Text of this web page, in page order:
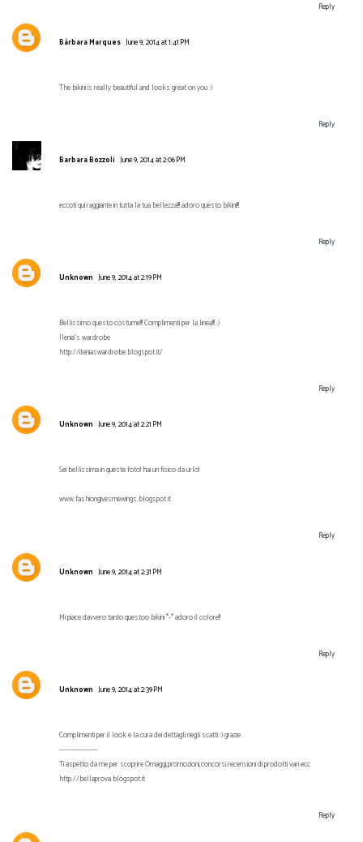
Reply
Bárbara Marques June 9, 2014 at 1:41 PM
The bikini is really beautiful and looks great on you :)
Reply
Barbara Bozzoli June 9, 2014 at 2:06 PM
eccoti qui raggiante in tutta la tua bellezza!!! adoro questo bikini!!!
Reply
Unknown June 9, 2014 at 2:19 PM
Bellissimo questo costume!!! Complimenti per la linea!!! :)
Ilenia's wardrobe
http://ileniaswardrobe.blogspot.it/
Reply
Unknown June 9, 2014 at 2:21 PM
Sei bellissima in queste foto! hai un fisico da urlo!
www.fashiongivesmewings.blogspot.it
Reply
Unknown June 9, 2014 at 2:31 PM
Mi piace davvero tanto questoo bikini *-* adoro il colore!!
Reply
Unknown June 9, 2014 at 2:39 PM
Complimenti per il look e la cura dei dettagli negli scatti :) grazie
----------------
Ti aspetto da me per scoprire Omaggi,promozioni,concorsi.recensioni di prodotti vari ecc
http://bellaprova.blogspot.it
Reply